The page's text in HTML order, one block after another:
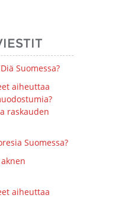
Suomessa?
aiheuttaa
raskauden
Suomessa?
aiheuttaa